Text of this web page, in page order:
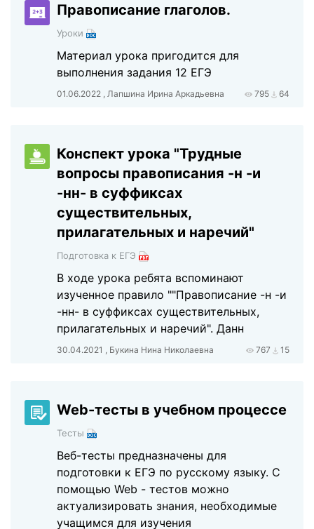
Правописание глаголов.
Уроки
Материал урока пригодится для
выполнения задания 12 ЕГЭ
01.06.2022 , Лапшина Ирина Аркадьевна 795 64
Конспект урока "Трудные
вопросы правописания -н -и
-нн- в суффиксах
существительных,
прилагательных и наречий"
Подготовка к ЕГЭ
В ходе урока ребята вспоминают
изученное правило ""Правописание -н -и
-нн- в суффиксах существительных,
прилагательных и наречий". Данн
30.04.2021 , Букина Нина Николаевна 767 15
Web-тесты в учебном процессе
Тесты
Веб-тесты предназначены для
подготовки к ЕГЭ по русскому языку. С
помощью Web - тестов можно
актуализировать знания, необходимые
учащимся для изучения